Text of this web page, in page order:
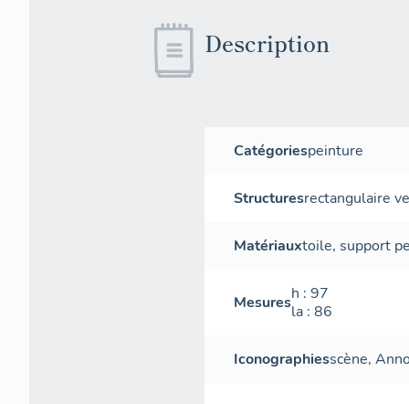
Description
Catégoriespeinture
Structuresrectangulaire
Matériauxtoile, support
Mesuresh : 97
la : 86
Iconographiesscène,